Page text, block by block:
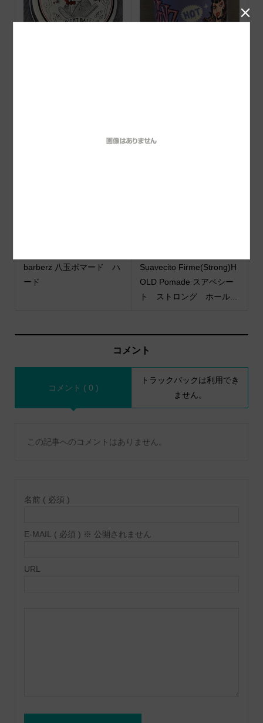
barberz 八玉ポマード ハ
ード
Suavecito Firme(Strong)H
OLD Pomade スアベシー
ト ストロング ホール...
コメント
コメント ( 0 )
トラックバックは利用でき
ません。
この記事へのコメントはありません。
名前 ( 必須 )
E-MAIL ( 必須 ) ※ 公開されません
URL
